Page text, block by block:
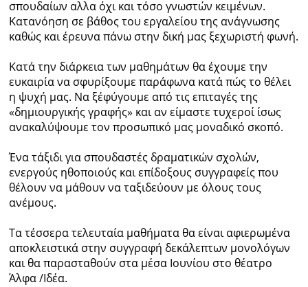
σπουδαίων αλλα όχι και τόσο γνωστών κειμένων.
Κατανόηση σε βάθος του εργαλείου της ανάγνωσης
καθώς και έρευνα πάνω στην δική μας ξεχωριστή φωνή.
Κατά την διάρκεια των μαθημάτων θα έχουμε την
ευκαιρία να σφυρίξουμε παράφωνα κατά πώς το θέλει
η ψυχή μας. Να ξέφύγουμε από τις επιταγές της
«δημιουργικής γραφής» και αν είμαστε τυχεροί ίσως
ανακαλύψουμε τον προσωπικό μας μοναδικό σκοπό.
Ένα τάξιδι για σπουδαστές δραματικών σχολών,
ενεργούς ηθοποιούς και επίδοξους συγγραφείς που
θέλουν να μάθουν να ταξιδεύουν με όλους τους
ανέμους.
Τα τέσσερα τελευταία μαθήματα θα είναι αφιερωμένα
αποκλειστικά στην συγγραφή δεκάλεπτων μονολόγων
και θα παρασταθούν στα μέσα Ιουνίου στο θέατρο
Άλφα /Ιδέα.